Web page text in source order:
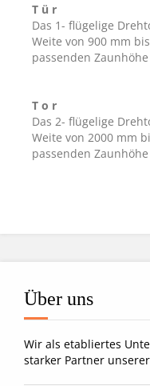
T ü r
Das 1- flügelige
Weite von 900 mm
passenden
T o r
Das 2- flügelige
Weite von 2000 mm
passenden
Über uns
Wir als etabliertes
starker Partner